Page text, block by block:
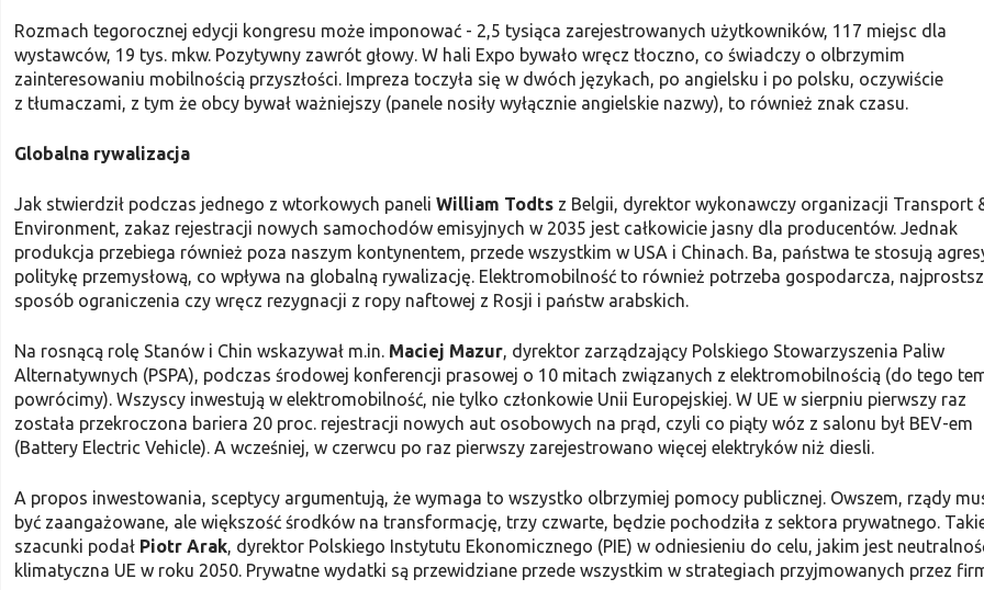
Rozmach tegorocznej edycji kongresu może imponować - 2,5 tysiąca zarejestrowanych użytkowników, 117 miejsc dla
wystawców, 19 tys. mkw. Pozytywny zawrót głowy. W hali Expo bywało wręcz tłoczno, co świadczy o olbrzymim
zainteresowaniu mobilnością przyszłości. Impreza toczyła się w dwóch językach, po angielsku i po polsku, oczywiście
z tłumaczami, z tym że obcy bywał ważniejszy (panele nosiły wyłącznie angielskie nazwy), to również znak czasu.
Globalna rywalizacja
Jak stwierdził podczas jednego z wtorkowych paneli William Todts z Belgii, dyrektor wykonawczy organizacji Transport
Environment, zakaz rejestracji nowych samochodów emisyjnych w 2035 jest całkowicie jasny dla producentów. Jednak
produkcja przebiega również poza naszym kontynentem, przede wszystkim w USA i Chinach. Ba, państwa te stosują
politykę przemysłową, co wpływa na globalną rywalizację. Elektromobilność to również potrzeba gospodarcza,
sposób ograniczenia czy wręcz rezygnacji z ropy naftowej z Rosji i państw arabskich.
Na rosnącą rolę Stanów i Chin wskazywał m.in. Maciej Mazur, dyrektor zarządzający Polskiego Stowarzyszenia Paliw
Alternatywnych (PSPA), podczas środowej konferencji prasowej o 10 mitach związanych z elektromobilnością (do tego
powrócimy). Wszyscy inwestują w elektromobilność, nie tylko członkowie Unii Europejskiej. W UE w sierpniu pierwszy raz
została przekroczona bariera 20 proc. rejestracji nowych aut osobowych na prąd, czyli co piąty wóz z salonu był BEV-em
(Battery Electric Vehicle). A wcześniej, w czerwcu po raz pierwszy zarejestrowano więcej elektryków niż diesli.
A propos inwestowania, sceptycy argumentują, że wymaga to wszystko olbrzymiej pomocy publicznej. Owszem, rządy
być zaangażowane, ale większość środków na transformację, trzy czwarte, będzie pochodziła z sektora prywatnego.
szacunki podał Piotr Arak, dyrektor Polskiego Instytutu Ekonomicznego (PIE) w odniesieniu do celu, jakim jest
klimatyczna UE w roku 2050. Prywatne wydatki są przewidziane przede wszystkim w strategiach przyjmowanych przez